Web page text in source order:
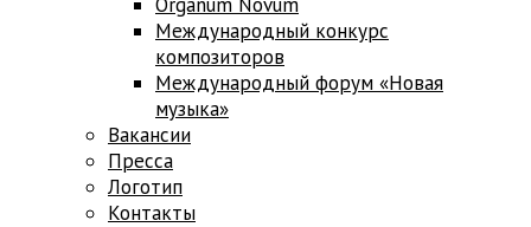
Международный конкурс
композиторов
Международный форум «Новая
музыка»
Вакансии
Пресса
Логотип
Контакты